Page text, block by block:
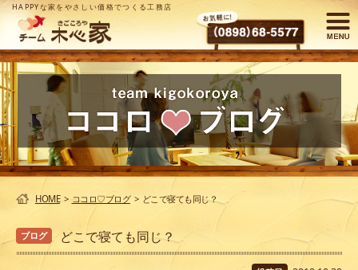
HAPPYな家をやさしい価格でつくる工務店
HOME > ココロ♡ブログ > どこで寝ても同じ？
ブログ どこで寝ても同じ？